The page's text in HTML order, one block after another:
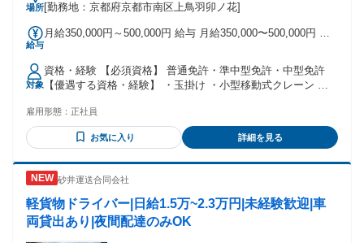
場所上鳥羽口駅より歩いても5分以内で到着 通勤：自転車・原付バ
[勤務地：京都府京都市南区上鳥羽卯ノ花]
給与
月給350,000円～500,000円 給与 月給350,000〜500,000円 ＜
以上 中型免許・経験の場合／月給30万円～35万円以上 普通
免・中型免許・未経験の場合／月給28万円～ ※建設業、運送
業の経験お持ちの方は面談にて給与決定します 固定残業代：
なし 【一律手当】 全員に一律で支払われる通勤・皆勤・家族
時間外手当 ・休日手当 ・資格手当支給 など！ 【昇給/賞与】
・随時昇給：年齢関係なく実力に応じて ・賞与：年2回（8
⽉・12⽉） ＜収入例＞ 月収40万～月収50万円（残業代など含
む）×12ヶ月＝480万～600万円も可能！ ※さらに寸志又は賞
与もプラスされます！ （想定年収490～700万円）
対象
資格・経験 【必須資格】 普通免許・準中型免許・中型免許
【優遇する資格・経験】 ・玉掛け ・小型移動式クレーン ・
ック又はダンプ運転手の経験者 【定年制度あり】 ・定年65歳
未満の方(例外事由1号) ・再雇用制度有／65歳以上の方も働け
雇用形態： 正社員
お気に入り 詳細を見る
砂井運送合同会社
軽貨物ドライバー|日給1.5万~2.3万円|未経験歓迎|車
両貸出あり|夜間配達のみOK